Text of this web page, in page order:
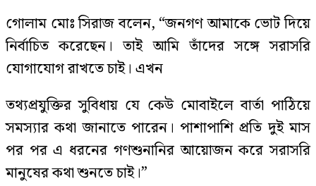
গোলাম মোঃ সিরাজ বলেন, “জনগণ আমাকে ভোট দিয়ে
নির্বাচিত করেছেন। তাই আমি তাঁদের সঙ্গে সরাসরি
যোগাযোগ রাখতে চাই। এখন
তথ্যপ্রযুক্তির সুবিধায় যে কেউ মোবাইলে বার্তা পাঠিয়ে
সমস্যার কথা জানাতে পারেন। পাশাপাশি প্রতি দুই মাস
পর পর এ ধরনের গণশুনানির আয়োজন করে সরাসরি
মানুষের কথা শুনতে চাই।”